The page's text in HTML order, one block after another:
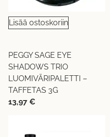
Lisää ostoskoriin
PEGGY SAGE EYE
SHADOWS TRIO
LUOMIVÄRIPALETTI –
TAFFETAS 3G
13,97 €